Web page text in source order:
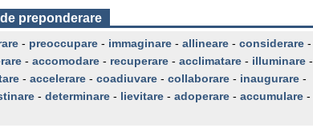
preponderare
- preoccupare - immaginare - allineare - considerare -
- accomodare - recuperare - acclimatare - illuminare -
- accelerare - coadiuvare - collaborare - inaugurare -
- determinare - lievitare - adoperare - accumulare -